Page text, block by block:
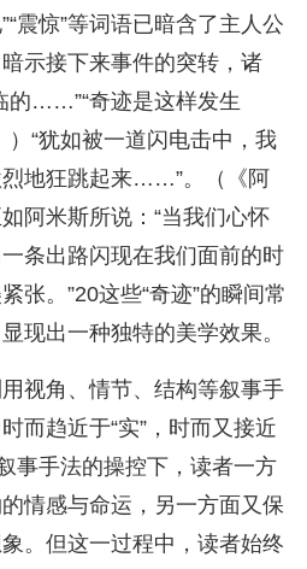
震惊”等词语已暗含了主人公
示接下来事件的突转，诸
的……”“奇迹是这样发生
“犹如被一道闪电击中，我
烈地狂跳起来……”。（《阿
阿米斯所说：“当我们心怀
条出路闪现在我们面前的时
张。”20这些“奇迹”的瞬间常
现出一种独特的美学效果。
视角、情节、结构等叙事手
而趋近于“实”，时而又接近
事手法的操控下，读者一方
情感与命运，另一方面又保
。但这一过程中，读者始终